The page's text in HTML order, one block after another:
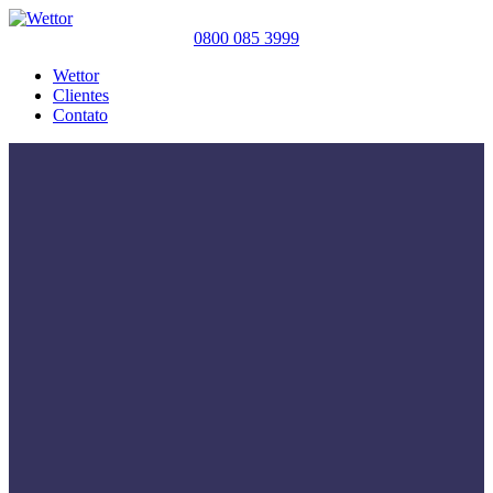
0800 085 3999
Wettor
Clientes
Contato